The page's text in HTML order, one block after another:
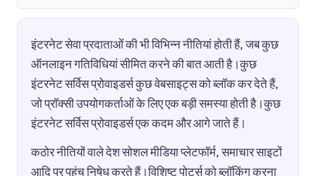
इंटरनेट सेवा प्रदाताओं की भी विभिन्न नीतियां होती हैं, जब कुछ
ऑनलाइन गतिविधियां सीमित करने की बात आती है।कुछ
इंटरनेट सर्विस प्रोवाइडर्स कुछ वेबसाइट्स को ब्लॉक कर देते हैं,
जो प्रॉक्सी उपयोगकर्ताओं के लिए एक बड़ी समस्या होती है।कुछ
इंटरनेट सर्विस प्रोवाइडर्स एक कदम और आगे जाते हैं।
कठोर नीतियों वाले देश सोशल मीडिया प्लेटफॉर्म, समाचार साइटों
आदि पर पहुंच निषेध करते हैं।विशिष्ट पोर्ट्स को ब्लॉकिंग करना